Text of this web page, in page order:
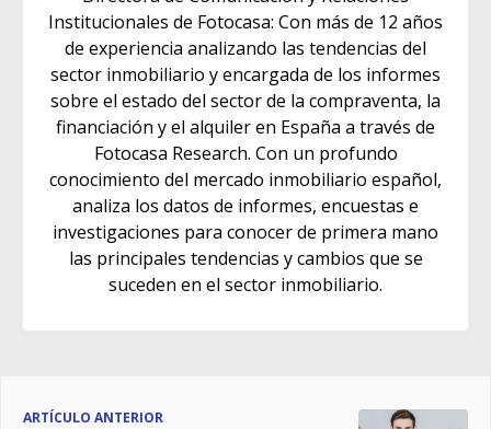
Institucionales de Fotocasa: Con más de 12 años
de experiencia analizando las tendencias del
sector inmobiliario y encargada de los informes
sobre el estado del sector de la compraventa, la
financiación y el alquiler en España a través de
Fotocasa Research. Con un profundo
conocimiento del mercado inmobiliario español,
analiza los datos de informes, encuestas e
investigaciones para conocer de primera mano
las principales tendencias y cambios que se
suceden en el sector inmobiliario.
ARTÍCULO ANTERIOR